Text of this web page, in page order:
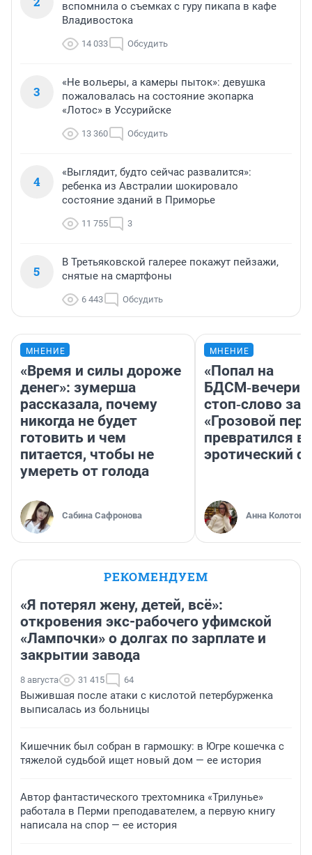
вспомнила о съемках с гуру пикапа в кафе
Владивостока
14 033 Обсудить
3
«Не вольеры, а камеры пыток»: девушка
пожаловалась на состояние экопарка
«Лотос» в Уссурийске
13 360 Обсудить
4
«Выглядит, будто сейчас развалится»:
ребенка из Австралии шокировало
состояние зданий в Приморье
11 755 3
5
В Третьяковской галерее покажут пейзажи,
снятые на смартфоны
6 443 Обсудить
МНЕНИЕ
«Время и силы дороже
денег»: зумерша
рассказала, почему
никогда не будет
готовить и чем
питается, чтобы не
умереть от голода
Сабина Сафронова
МНЕНИЕ
«Попал на
стоп‑слово
«Грозовой
превратился в
эротический
Анна Колотова
РЕКОМЕНДУЕМ
«Я потерял жену, детей, всё»:
откровения экс-рабочего уфимской
«Лампочки» о долгах по зарплате и
закрытии завода
8 августа 31 415 64
Выжившая после атаки с кислотой петербурженка
выписалась из больницы
Кишечник был собран в гармошку: в Югре кошечка с
тяжелой судьбой ищет новый дом — ее история
Автор фантастического трехтомника «Трилунье»
работала в Перми преподавателем, а первую книгу
написала на спор — ее история